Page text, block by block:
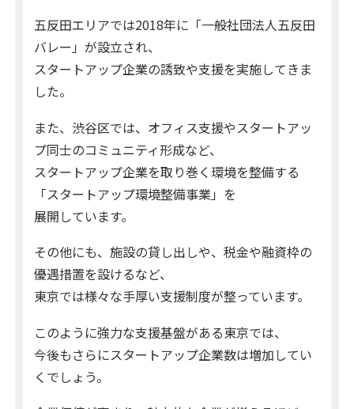
五反田エリアでは2018年に「一般社団法人五反田
バレー」が設立され、
スタートアップ企業の誘致や支援を実施してきま
した。
また、渋谷区では、オフィス支援やスタートアッ
プ同士のコミュニティ形成など、
スタートアップ企業を取り巻く環境を整備する
「スタートアップ環境整備事業」を
展開しています。
その他にも、施設の貸し出しや、税金や融資枠の
優遇措置を設けるなど、
東京では様々な手厚い支援制度が整っています。
このように強力な支援基盤がある東京では、
今後もさらにスタートアップ企業数は増加してい
くでしょう。